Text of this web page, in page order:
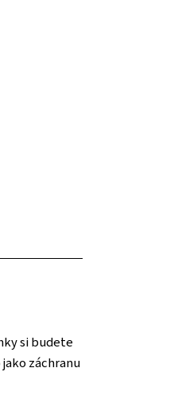
si budete
záchranu